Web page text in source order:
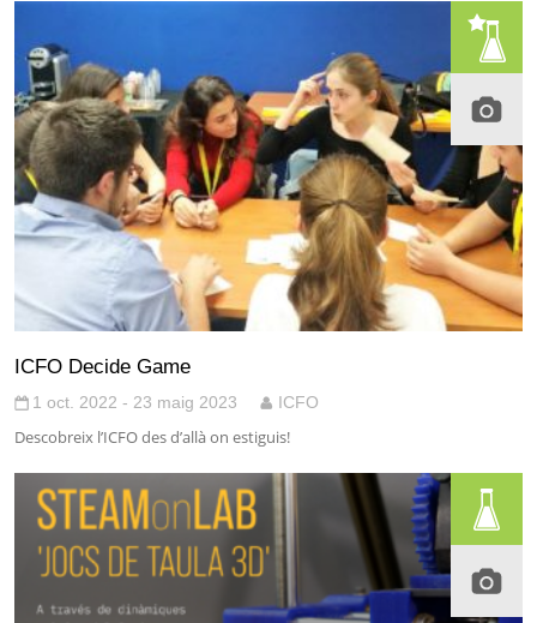
ICFO Decide Game
1 oct. 2022 - 23 maig 2023 ICFO
Descobreix l’ICFO des d’allà on estiguis!